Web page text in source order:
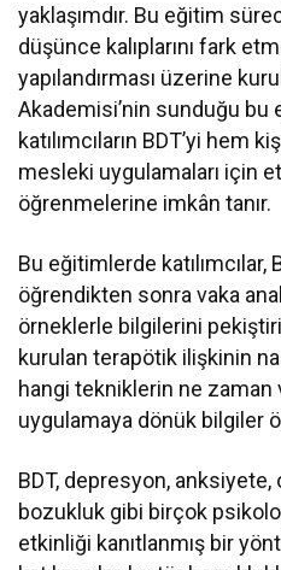
yaklaşımdır. Bu eğitim
düşünce kalıplarını fark
yapılandırması üzerine
Akademisi’nin sunduğu bu
katılımcıların BDT’yi hem
mesleki uygulamaları için
öğrenmelerine imkân tanır.
Bu eğitimlerde
öğrendikten sonra vaka
örneklerle bilgilerini
kurulan terapötik ilişkinin
hangi tekniklerin ne zaman
uygulamaya dönük bilgiler
BDT, depresyon,
bozukluk gibi birçok
etkinliği kanıtlanmış bir